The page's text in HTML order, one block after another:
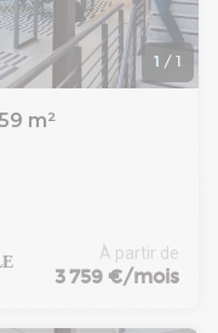
1 / 1
m²
lots de 334m² en
général,
À partir de
3 759 €/mois